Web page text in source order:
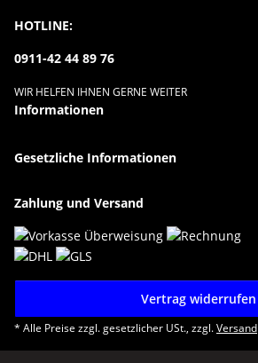
HOTLINE:
0911-42 44 89 76
WIR HELFEN IHNEN GERNE WEITER
Informationen
Gesetzliche Informationen
Zahlung und Versand
Vertrag widerrufen
* Alle Preise zzgl. gesetzlicher USt., zzgl.Versand